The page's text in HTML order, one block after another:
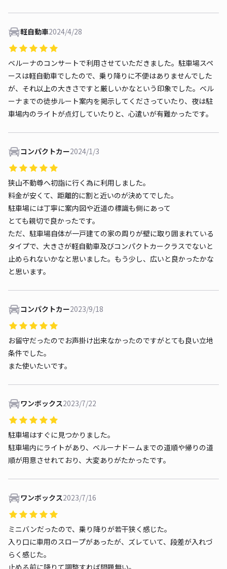
軽自動車2024/4/28
ベルーナのコンサートで利用させていただきました。駐車場スペ
ースは軽自動車でしたので、乗り降りに不便はありませんでした
が、それ以上の大きさですと厳しいかなという印象でした。ベル
ーナまでの徒歩ルート案内を掲示してくださっていたり、夜は駐
車場内のライトが点灯していたりと、心遣いが有難かったです。
コンパクトカー2024/1/3
狭山不動尊へ初詣に行く為に利用しました。
料金が安くて、距離的に割と近いのが決めてでした。
駐車場には丁寧に案内図や近道の標識も側にあって
とても親切で良かったです。
ただ、駐車場自体が一戸建ての家の周りが壁に取り囲まれている
タイプで、大きさが軽自動車及びコンパクトカークラスでないと
止められないかなと思いました。もう少し、広いと良かったかな
と思います。
コンパクトカー2023/9/18
お留守だったのでお声掛け出来なかったのですがとても良い立地
条件でした。
また使いたいです。
ワンボックス2023/7/22
駐車場はすぐに見つかりました。
駐車場内にライトがあり、ベルーナドームまでの道順や帰りの道
順が用意させれており、大変ありがたかったです。
ワンボックス2023/7/16
ミニバンだったので、乗り降りが若干狭く感じた。
入り口に車用のスロープがあったが、ズレていて、段差が入れづ
らく感じた。
止める前に降りて調整すれば問題無い。